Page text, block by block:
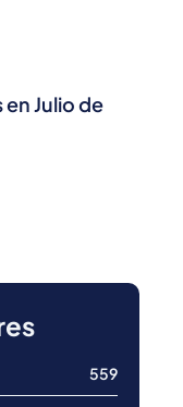
Julio de
559